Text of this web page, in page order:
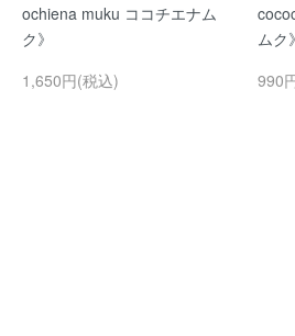
ochiena muku ココチエナム
ク》
1,650円(税込)
ムク》
990